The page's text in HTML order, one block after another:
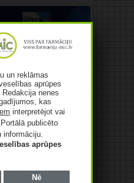
un reklāmas
aprūpes
nenes
kas
interpretējot vai
publicēto
informāciju.
aprūpes
Nē